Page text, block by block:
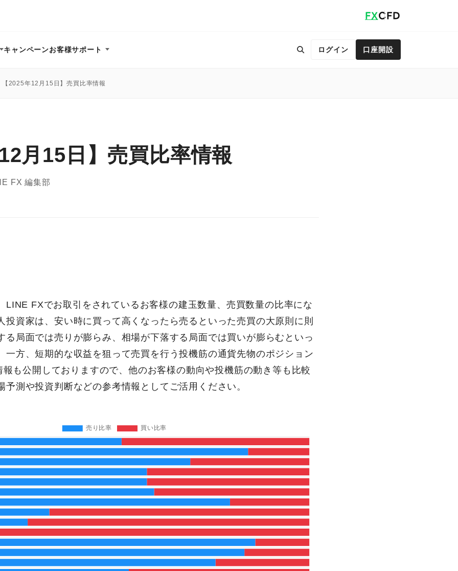
FXCFD
キャンペーンお客様サポート ログイン 口座開設
【2025年12月15日】売買比率情報
月15日】売買比率情報
FX 編集部
LINE FXでお取引をされているお客様の建玉数量、売買数量の比率にな
投資家は、安い時に買って高くなったら売るといった売買の大原則に則
る局面では売りが膨らみ、相場が下落する局面では買いが膨らむといっ
一方、短期的な収益を狙って売買を行う投機筋の通貨先物のポジション
も公開しておりますので、他のお客様の動向や投機筋の動き等も比較
予測や投資判断などの参考情報としてご活用ください。